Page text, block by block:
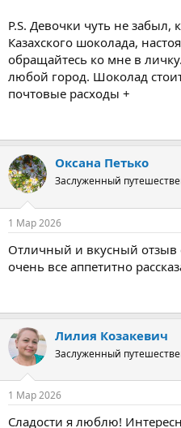
P.S. Девочки чуть не забыл,
Казахского шоколада,
обращайтесь ко мне в
любой город. Шоколад
почтовые расходы +
Оксана Петько
Заслуженный
1 Мар 2026
Отличный и вкусный отзыв
очень все аппетитно
Лилия Козакевич
Заслуженный
1 Мар 2026
Сладости я люблю!